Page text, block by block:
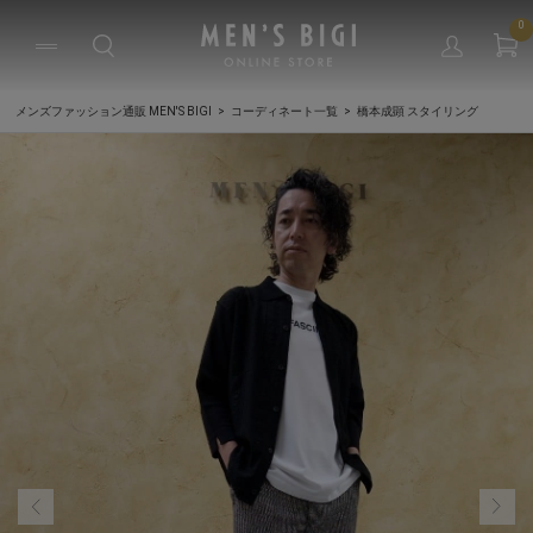
0
メンズファッション通販 MEN'S BIGI コーディネート一覧 橋本成顕 スタイリング